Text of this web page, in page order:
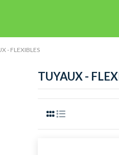
- FLEXIBLES
TUYAUX -